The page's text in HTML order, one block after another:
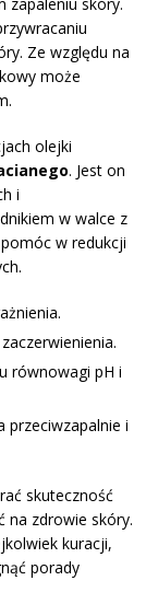
Ze względu na
może
olejki
. Jest on
i
w walce z
w redukcji
równowagi pH i
przeciwzapalnie i
skuteczność
na zdrowie skóry.
kuracji,
porady